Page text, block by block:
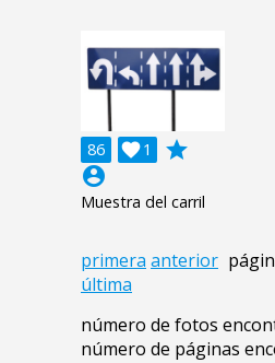
86 1

grade
account_circle
Muestra del carril
primera anterior
última
número de fotos
número de páginas